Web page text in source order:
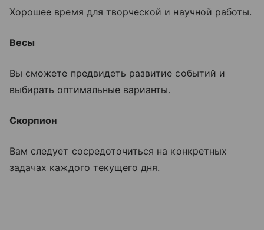
Хорошее время для творческой и научной работы.
Весы
Вы сможете предвидеть развитие событий и
выбирать оптимальные варианты.
Скорпион
Вам следует сосредоточиться на конкретных
задачах каждого текущего дня.